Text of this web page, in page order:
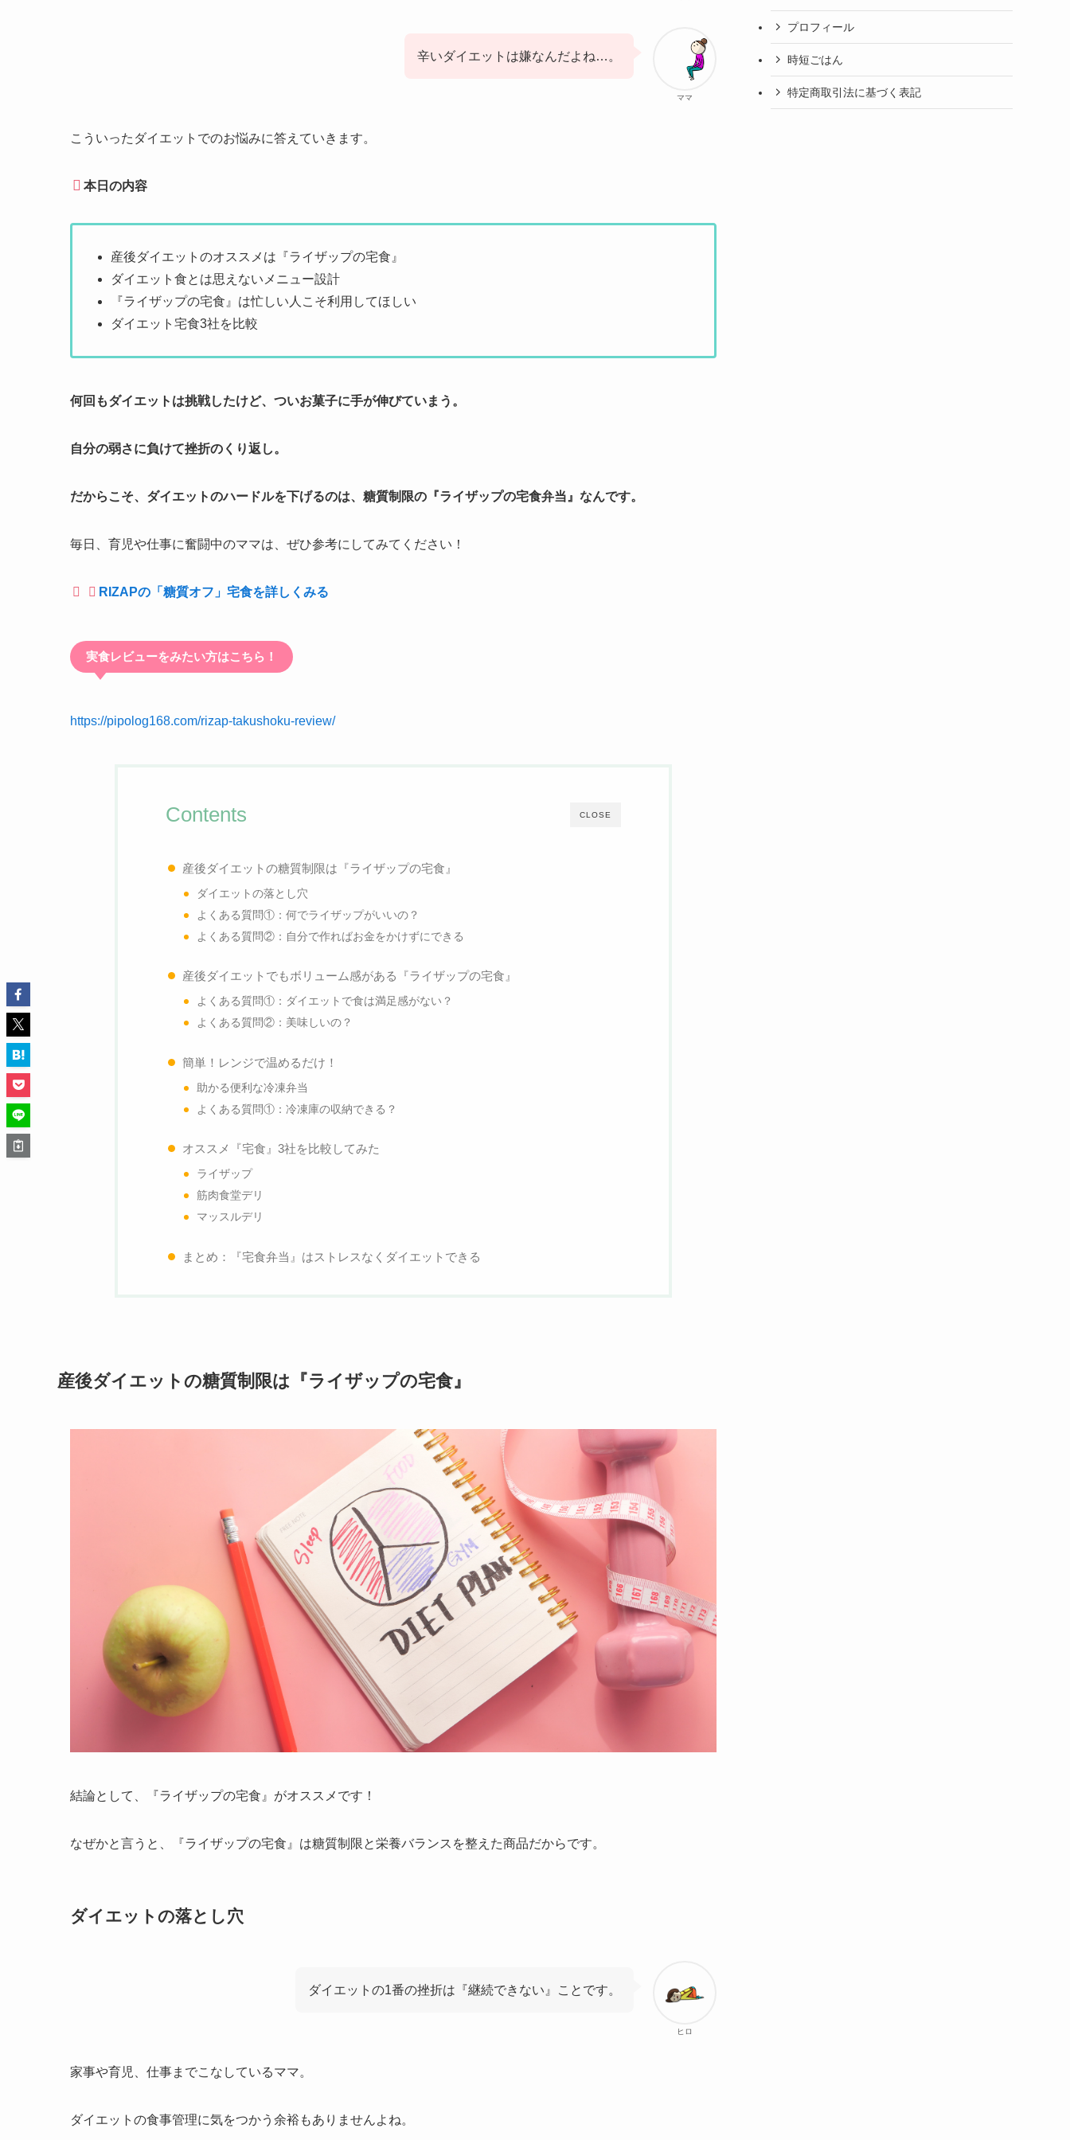
ママ
辛いダイエットは嫌なんだよね…。
こういったダイエットでのお悩みに答えていきます。
本日の内容
産後ダイエットのオススメは『ライザップの宅食』
ダイエット食とは思えないメニュー設計
『ライザップの宅食』は忙しい人こそ利用してほしい
ダイエット宅食3社を比較
何回もダイエットは挑戦したけど、ついお菓子に手が伸びていまう。
自分の弱さに負けて挫折のくり返し。
だからこそ、ダイエットのハードルを下げるのは、糖質制限の『ライザップの宅食弁当』なんです。
毎日、育児や仕事に奮闘中のママは、ぜひ参考にしてみてください！
RIZAPの「糖質オフ」宅食を詳しくみる
実食レビューをみたい方はこちら！
https://pipolog168.com/rizap-takushoku-review/
CLOSE
Contents
産後ダイエットの糖質制限は『ライザップの宅食』
ダイエットの落とし穴
よくある質問①：何でライザップがいいの？
よくある質問②：自分で作ればお金をかけずにできる
産後ダイエットでもボリューム感がある『ライザップの宅食』
よくある質問①：ダイエットで食は満足感がない？
よくある質問②：美味しいの？
簡単！レンジで温めるだけ！
助かる便利な冷凍弁当
よくある質問①：冷凍庫の収納できる？
オススメ『宅食』3社を比較してみた
ライザップ
筋肉食堂デリ
マッスルデリ
まとめ：『宅食弁当』はストレスなくダイエットできる
産後ダイエットの糖質制限は『ライザップの宅食』
結論として、『ライザップの宅食』がオススメです！
なぜかと言うと、『ライザップの宅食』は糖質制限と栄養バランスを整えた商品だからです。
ダイエットの落とし穴
ヒロ
ダイエットの1番の挫折は『継続できない』ことです。
家事や育児、仕事までこなしているママ。
ダイエットの食事管理に気をつかう余裕もありませんよね。
プロフィール
時短ごはん
特定商取引法に基づく表記